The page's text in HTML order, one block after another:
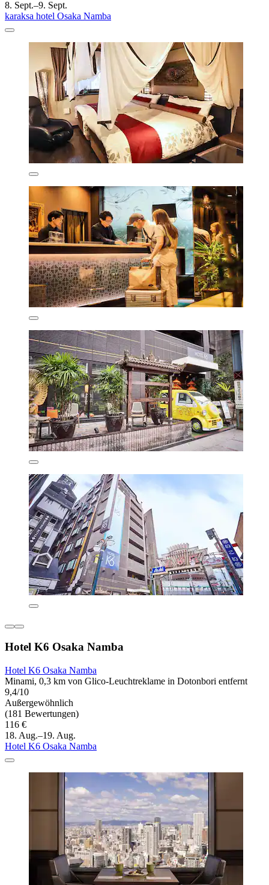
8. Sept.–9. Sept.
karaksa hotel Osaka Namba
Hotel K6 Osaka Namba
Hotel K6 Osaka Namba
Minami, 0,3 km von Glico-Leuchtreklame in Dotonbori entfernt
9,4/10
Außergewöhnlich
(181 Bewertungen)
116 €
18. Aug.–19. Aug.
Hotel K6 Osaka Namba